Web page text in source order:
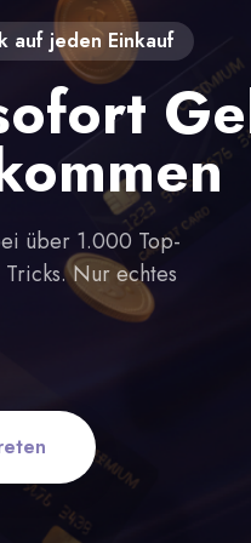
auf jeden Einkauf
über 1.000 Top-
Nur echtes